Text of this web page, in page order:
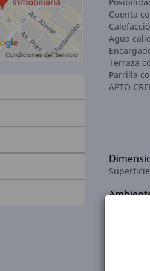
Cuenta
Agua
Terraza
Parrilla
APTO